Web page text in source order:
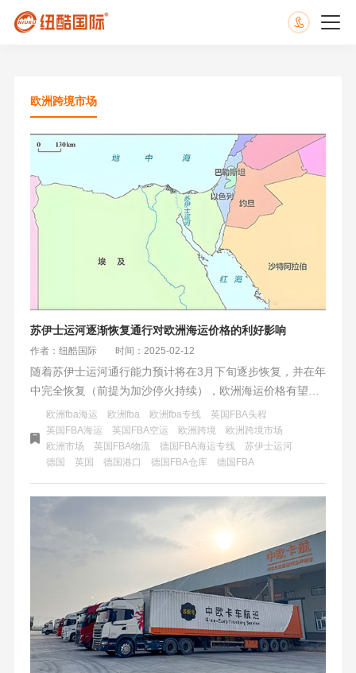
欧洲跨境市场
苏伊士运河逐渐恢复通行对欧洲海运价格的利好影响
作者：纽酷国际 时间：2025-02-12
随着苏伊士运河通行能力预计将在3月下旬逐步恢复，并在年
中完全恢复（前提为加沙停火持续），欧洲海运价格有望迎
来利好。这将缓解海运拥堵，提高运输效率，稳定欧洲能源
供应，并推动经济复苏。然而，航运公司仍持谨慎态度，需
密切关注运河通行能力和全球海运市场动态。
欧洲fba海运 欧洲fba 欧洲fba专线
英国FBA头程
英国FBA海运
英国FBA空运 欧洲跨境
欧洲跨境市场
欧洲市场
英国FBA物流 德国FBA海运专线
苏伊士运河
德国
英国 德国港口 德国FBA仓库 德国FBA